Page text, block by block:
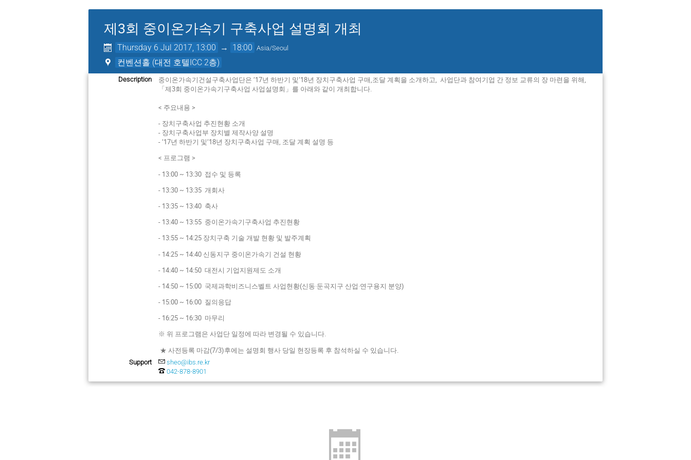
제3회 중이온가속기 구축사업 설명회 개최
Thursday 6 Jul 2017, 13:00 → 18:00 Asia/Seoul
컨벤션홀 (대전 호텔ICC 2층)
Description
중이온가속기건설구축사업단은 ‘17년 하반기 및‘18년 장치구축사업 구매,조달 계획을 소개하고, 사업단과 참여기업 간 정보 교류의 장 마련을 위해,
「제3회 중이온가속기구축사업 사업설명회」를 아래와 같이 개최합니다.
< 주요내용 >
- 장치구축사업 추진현황 소개
- 장치구축사업부 장치별 제작사양 설명
- ‘17년 하반기 및‘18년 장치구축사업 구매, 조달 계획 설명 등
< 프로그램 >
- 13:00 ~ 13:30 접수 및 등록
- 13:30 ~ 13:35 개회사
- 13:35 ~ 13:40 축사
- 13:40 ~ 13:55 중이온가속기구축사업 추진현황
- 13:55 ~ 14:25 장치구축 기술 개발 현황 및 발주계획
- 14:25 ~ 14:40 신동지구 중이온가속기 건설 현황
- 14:40 ~ 14:50 대전시 기업지원제도 소개
- 14:50 ~ 15:00 국제과학비즈니스벨트 사업현황(신동·둔곡지구 산업·연구용지 분양)
- 15:00 ~ 16:00 질의응답
- 16:25 ~ 16:30 마무리
※ 위 프로그램은 사업단 일정에 따라 변경될 수 있습니다.
★ 사전등록 마감(7/3)후에는 설명회 행사 당일 현장등록 후 참석하실 수 있습니다.
Support
sheo@ibs.re.kr
042-878-8901